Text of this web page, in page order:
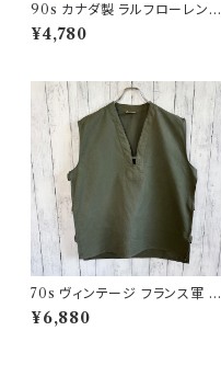
90s カナダ製 ラルフローレン
ボタンダウンシャツ Ralph Laur
en
¥4,780
70s ヴィンテージ フランス軍 G
AOベスト ミリタリーベスト ユ
ーロミリタリー
¥6,880